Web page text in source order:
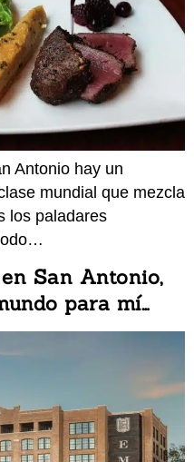
Antonio hay un
mundial que mezcla
los paladares
San Antonio,
para mí…